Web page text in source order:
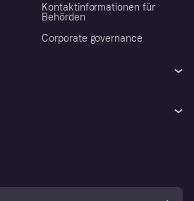
Kontaktinformationen für
Behörden
Corporate governance